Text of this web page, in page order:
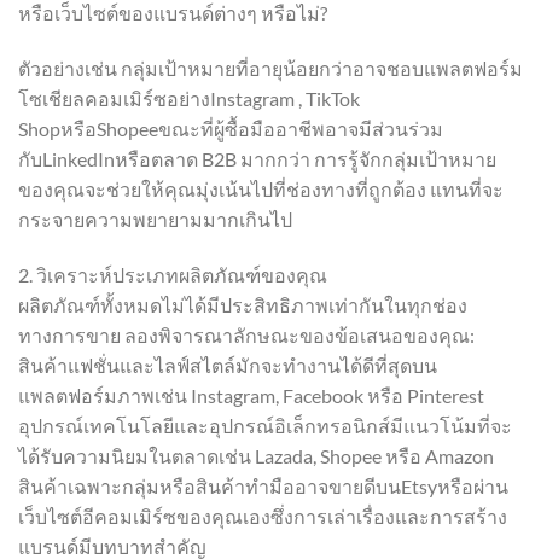
หรือเว็บไซต์ของแบรนด์ต่างๆ หรือไม่?
ตัวอย่างเช่น กลุ่มเป้าหมายที่อายุน้อยกว่าอาจชอบแพลตฟอร์ม
โซเชียลคอมเมิร์ซอย่างInstagram , TikTok
ShopหรือShopeeขณะที่ผู้ซื้อมืออาชีพอาจมีส่วนร่วม
กับLinkedInหรือตลาด B2B มากกว่า การรู้จักกลุ่มเป้าหมาย
ของคุณจะช่วยให้คุณมุ่งเน้นไปที่ช่องทางที่ถูกต้อง แทนที่จะ
กระจายความพยายามมากเกินไป
2. วิเคราะห์ประเภทผลิตภัณฑ์ของคุณ
ผลิตภัณฑ์ทั้งหมดไม่ได้มีประสิทธิภาพเท่ากันในทุกช่อง
ทางการขาย ลองพิจารณาลักษณะของข้อเสนอของคุณ:
สินค้าแฟชั่นและไลฟ์สไตล์มักจะทำงานได้ดีที่สุดบน
แพลตฟอร์มภาพเช่น Instagram, Facebook หรือ Pinterest
อุปกรณ์เทคโนโลยีและอุปกรณ์อิเล็กทรอนิกส์มีแนวโน้มที่จะ
ได้รับความนิยมในตลาดเช่น Lazada, Shopee หรือ Amazon
สินค้าเฉพาะกลุ่มหรือสินค้าทำมืออาจขายดีบนEtsyหรือผ่าน
เว็บไซต์อีคอมเมิร์ซของคุณเองซึ่งการเล่าเรื่องและการสร้าง
แบรนด์มีบทบาทสำคัญ